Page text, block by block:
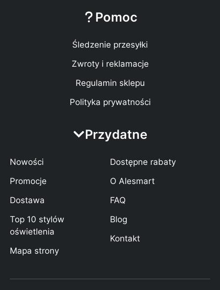
Pomoc
Śledzenie przesyłki
Zwroty i reklamacje
Regulamin sklepu
Polityka prywatności
Przydatne
Nowości
Promocje
Dostawa
Top 10 stylów
oświetlenia
Mapa strony
Dostępne rabaty
O Alesmart
FAQ
Blog
Kontakt